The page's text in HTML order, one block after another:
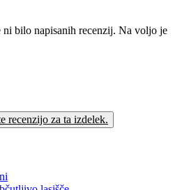
ni bilo napisanih recenzij. Na voljo je
recenzijo za ta izdelek.